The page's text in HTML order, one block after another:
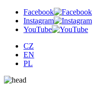
Facebook
Instagram
YouTube
CZ
EN
PL